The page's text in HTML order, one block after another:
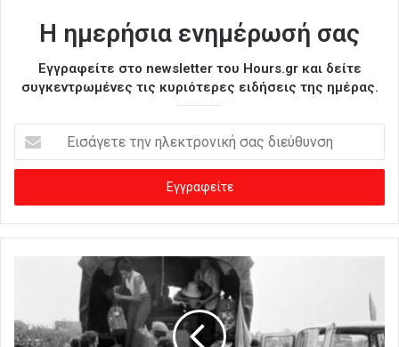
Η ημερήσια ενημέρωσή σας
Εγγραφείτε στο newsletter του Hours.gr και δείτε
συγκεντρωμένες τις κυριότερες ειδήσεις της ημέρας.
σ
γ
ε
ν
η